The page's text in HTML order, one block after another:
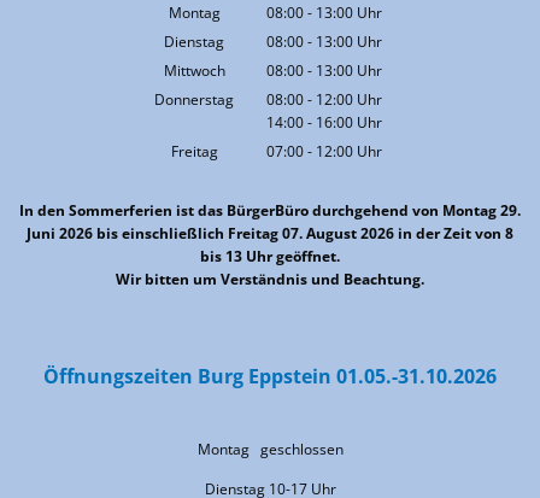
Montag 08:00- 13:00 Uhr
Von 08:00 bis 13:00 Uhr
Dienstag 08:00- 13:00 Uhr
Von 08:00 bis 13:00 Uhr
Mittwoch 08:00- 13:00 Uhr
Von 08:00 bis 13:00 Uhr
Donnerstag 08:00- 12:00 Uhr
Von 08:00 bis 12:00 Uhr
14:00- 16:00 Uhr
Von 14:00 bis 16:00 Uhr
Freitag 07:00- 12:00 Uhr
In den Sommerferien ist das BürgerBüro durchgehend von Montag 29.
Juni 2026 bis einschließlich Freitag 07. August 2026 in der Zeit von 8
bis 13 Uhr geöffnet.
Wir bitten um Verständnis und Beachtung.
Öffnungszeiten Burg Eppstein 01.05.-31.10.2026
Montag geschlossen
Dienstag 10-17 Uhr